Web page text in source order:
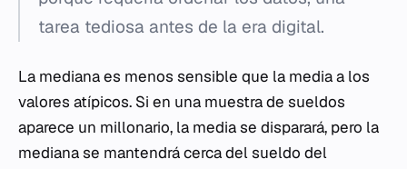
tarea tediosa antes de la era digital.
La mediana es menos sensible que la media a los
valores atípicos. Si en una muestra de sueldos
aparece un millonario, la media se disparará, pero la
mediana se mantendrá cerca del sueldo del